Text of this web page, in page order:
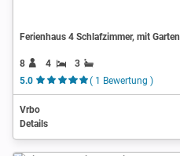
Ferienhaus 4 Schlafzimmer, mit Garten
8 4
3
5.0
( 1 Bewertung )
Vrbo
Details